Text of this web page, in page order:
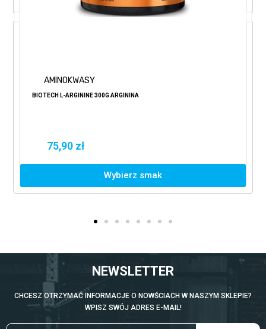
AMINOKWASY
BIOTECH L-ARGININE 300G ARGININA
75,90 zł
Wybierz smak
NEWSLETTER
CHCESZ OTRZYMAĆ INFORMACJE O NOWŚCIACH W NASZYM SKLEPIE?
WPISZ SWÓJ ADRES E-MAIL!